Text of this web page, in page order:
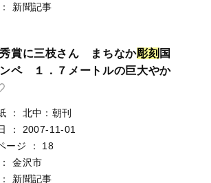
： 新聞記事
賞に三枝さん まちなか彫刻 国
ペ １．７メートルの巨大やか
：
北中：朝刊
：
2007-11-01
ージ
：
18
：
金沢市
： 新聞記事